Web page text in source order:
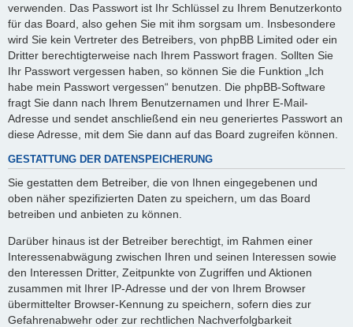
verwenden. Das Passwort ist Ihr Schlüssel zu Ihrem Benutzerkonto
für das Board, also gehen Sie mit ihm sorgsam um. Insbesondere
wird Sie kein Vertreter des Betreibers, von phpBB Limited oder ein
Dritter berechtigterweise nach Ihrem Passwort fragen. Sollten Sie
Ihr Passwort vergessen haben, so können Sie die Funktion „Ich
habe mein Passwort vergessen“ benutzen. Die phpBB-Software
fragt Sie dann nach Ihrem Benutzernamen und Ihrer E-Mail-
Adresse und sendet anschließend ein neu generiertes Passwort an
diese Adresse, mit dem Sie dann auf das Board zugreifen können.
GESTATTUNG DER DATENSPEICHERUNG
Sie gestatten dem Betreiber, die von Ihnen eingegebenen und
oben näher spezifizierten Daten zu speichern, um das Board
betreiben und anbieten zu können.
Darüber hinaus ist der Betreiber berechtigt, im Rahmen einer
Interessenabwägung zwischen Ihren und seinen Interessen sowie
den Interessen Dritter, Zeitpunkte von Zugriffen und Aktionen
zusammen mit Ihrer IP-Adresse und der von Ihrem Browser
übermittelter Browser-Kennung zu speichern, sofern dies zur
Gefahrenabwehr oder zur rechtlichen Nachverfolgbarkeit